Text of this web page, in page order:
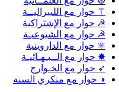
⚚ حوار مع الليبراليــة
☭ حوار مع الإشتراكية
☭ حوار مع الشيوعيـة
⚛ حوار مع الداروينية
✸ حوار مع الــبـهـائيـة
➶ حوار مع الخـوارج
◑ حوار مع منكري السنة